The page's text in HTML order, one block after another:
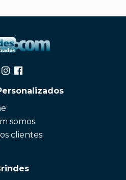
somos
clientes